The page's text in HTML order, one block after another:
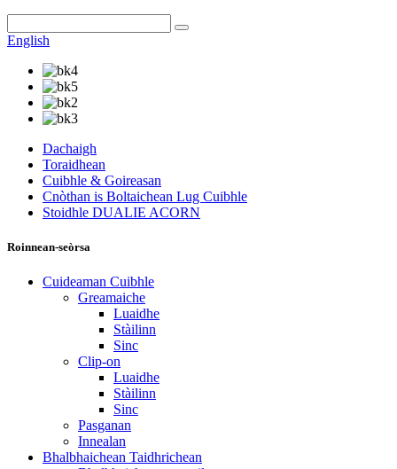
English
Dachaigh
Toraidhean
Cuibhle & Goireasan
Cnòthan is Boltaichean Lug Cuibhle
Stoidhle DUALIE ACORN
Roinnean-seòrsa
Cuideaman Cuibhle
Greamaiche
Luaidhe
Stàilinn
Sinc
Clip-on
Luaidhe
Stàilinn
Sinc
Pasganan
Innealan
Bhalbhaichean Taidhrichean